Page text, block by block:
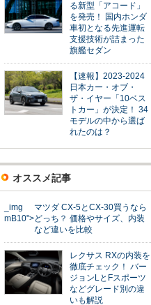
る新型「アコード」
を発売！ 国内ホンダ
車初となる先進運転
支援技術が詰まった
旗艦セダン
【速報】2023-2024
日本カー・オブ・
ザ・イヤー「10ベス
トカー」が決定！ 34
モデルの中から選ば
れたのは？
オススメ記事
_img
mB10">
マツダ CX-5とCX-30買うなら
どっち？ 価格やサイズ、内装
など違いを比較
レクサス RXの内装を
徹底チェック！ バー
ジョンLとFスポーツ
などグレード別の違
いも解説